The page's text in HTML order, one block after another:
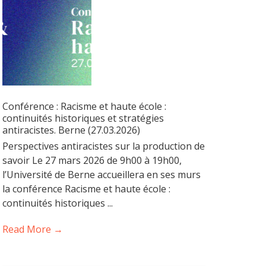
Conférence : Racisme et haute école :
continuités historiques et stratégies
antiracistes. Berne (27.03.2026)
Perspectives antiracistes sur la production de
savoir Le 27 mars 2026 de 9h00 à 19h00,
l’Université de Berne accueillera en ses murs
la conférence Racisme et haute école :
continuités historiques ...
Read More →